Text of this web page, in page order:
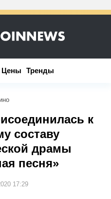
Цены Тренды
Цены Тренды
к
составу
драмы
песня»
17:29